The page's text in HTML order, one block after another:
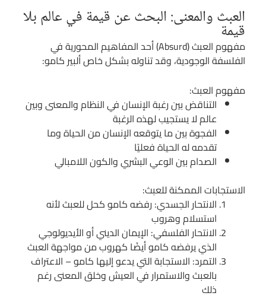
العبث والمعنى: البحث عن قيمة في عالم بلا
قيمة
مفهوم العبث (Absurd) أحد المفاهيم المحورية في
الفلسفة الوجودية، وقد تناوله بشكل خاص ألبير كامو:
مفهوم العبث:
التناقض بين رغبة الإنسان في النظام والمعنى وبين
عالم لا يستجيب لهذه الرغبة
الفجوة بين ما يتوقعه الإنسان من الحياة وما
تقدمه له الحياة فعليًا
الصدام بين الوعي البشري والكون اللامبالي
الاستجابات الممكنة للعبث:
الانتحار الجسدي: رفضه كامو كحل للعبث لأنه
استسلام وهروب
الانتحار الفلسفي: الإيمان الديني أو الأيديولوجي
الذي يرفضه كامو أيضًا كهروب من مواجهة العبث
التمرد: الاستجابة التي يدعو إليها كامو – الاعتراف
بالعبث والاستمرار في العيش وخلق المعنى رغم
ذلك